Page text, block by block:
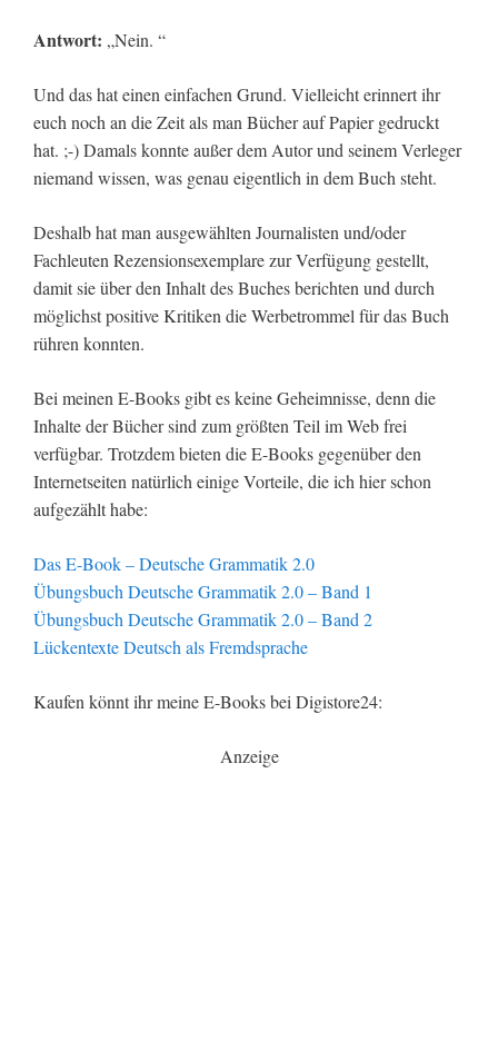
Antwort: „Nein. “
Und das hat einen einfachen Grund. Vielleicht erinnert ihr
euch noch an die Zeit als man Bücher auf Papier gedruckt
hat. ;-) Damals konnte außer dem Autor und seinem Verleger
niemand wissen, was genau eigentlich in dem Buch steht.
Deshalb hat man ausgewählten Journalisten und/oder
Fachleuten Rezensionsexemplare zur Verfügung gestellt,
damit sie über den Inhalt des Buches berichten und durch
möglichst positive Kritiken die Werbetrommel für das Buch
rühren konnten.
Bei meinen E-Books gibt es keine Geheimnisse, denn die
Inhalte der Bücher sind zum größten Teil im Web frei
verfügbar. Trotzdem bieten die E-Books gegenüber den
Internetseiten natürlich einige Vorteile, die ich hier schon
aufgezählt habe:
Das E-Book – Deutsche Grammatik 2.0
Übungsbuch Deutsche Grammatik 2.0 – Band 1
Übungsbuch Deutsche Grammatik 2.0 – Band 2
Lückentexte Deutsch als Fremdsprache
Kaufen könnt ihr meine E-Books bei Digistore24:
Anzeige